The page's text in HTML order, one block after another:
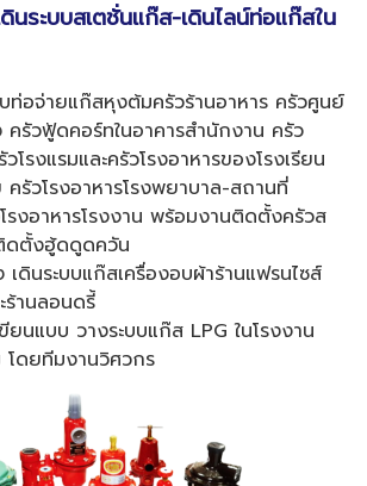
ระบบสเตชั่นแก๊ส-เดินไลน์ท่อแก๊สใน
ท่อจ่ายแก๊สหุงต้มครัวร้านอาหาร ครัวศูนย์
ครัวฟู้ดคอร์ทในอาคารสำนักงาน ครัว
โรงแรมและครัวโรงอาหารของโรงเรียน
รัวโรงอาหารโรงพยาบาล-สถานที่
รงอาหารโรงงาน พร้อมงานติดตั้งครัวส
ดตั้งฮู้ดดูดควัน
ดินระบบแก๊สเครื่องอบผ้าร้านแฟรนไซส์
ร้านลอนดรี้
ยนแบบ วางระบบแก๊ส LPG ในโรงงาน
โดยทีมงานวิศวกร